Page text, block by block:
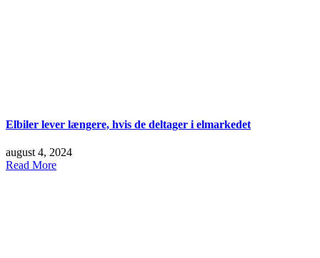
Elbiler lever længere, hvis de deltager i elmarkedet
august 4, 2024
Read More